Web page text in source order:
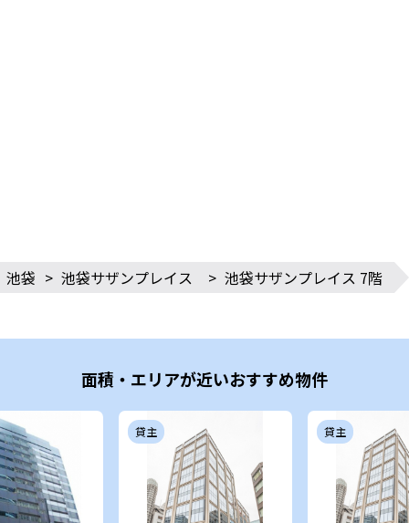
池袋 > 池袋サザンプレイス > 池袋サザンプレイス 7階
面積・エリアが近いおすすめ物件
貸主 貸主